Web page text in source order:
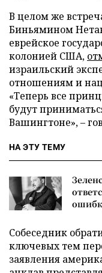
В целом же
Биньямином
еврейское
колонией США,
израильский
отношениям и
«Теперь все
будут
Вашингтоне», –
НА ЭТУ ТЕМУ
Собеседник
ключевых тем
заявления